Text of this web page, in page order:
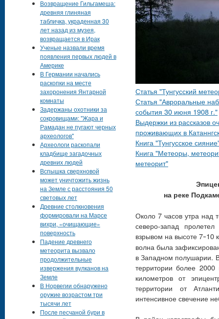
Статья "Тунгусский
Статья "Авроральные
события 30 июня 1908 г."
Выдержки из рассказов
проживающих в
Книга "Тунгусское
Книга "Метеоры,
метеорит"
на реке
Около 7 часов утра над
северо-запад
взрывом на высоте 7–10
волна была
в Западном полушарии.
территории более
километров от
территории от
интенсивное свечение
Возвращение Гильгамеша:
древняя глиняная
табличка, украденная 30
лет назад из музея,
возвращается в Ирак
Ученые назвали время
появления первых людей в
Америке
В Германии начались
раскопки на месте
захоронения Янтарной
комнаты
Задержаны охотники за
сокровищами: "Жара и
Рамадан не пугают черных
археологов"
Археологи раскопали
кладбище загадочных
древних людей
Вспышка сверхновой
может уничтожить жизнь
на Земле с расстояния 50
световых лет
Древние столкновения
формировали на Марсе
вихри, «очищающие»
поверхность
Падение древнего
метеорита вызвало
продолжительные
извержения вулканов на
Земле
В Норвегии обнаружено
оружие возрастом три
тысячи лет
После песчаной бури в